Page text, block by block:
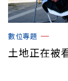
數位專題
土地正在被